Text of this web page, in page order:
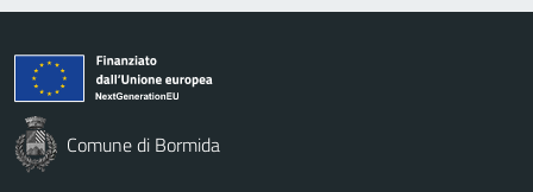
Comune di Bormida